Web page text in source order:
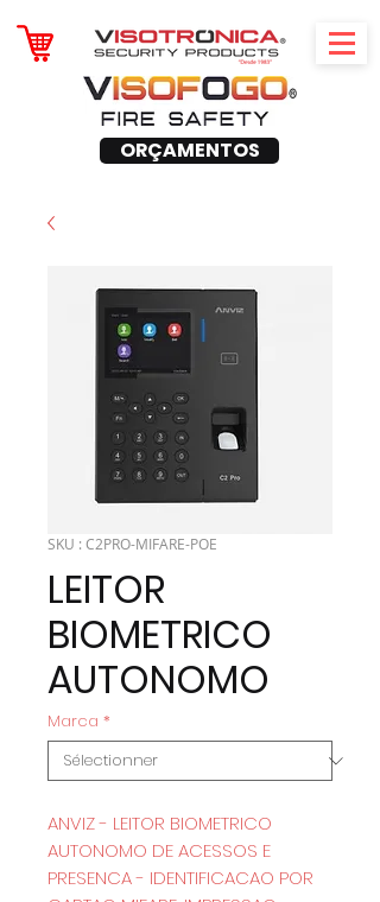
ORÇAMENTOS
SKU : C2PRO-MIFARE-POE
LEITOR
BIOMETRICO
AUTONOMO
Marca *
ANVIZ - LEITOR BIOMETRICO
AUTONOMO DE ACESSOS E
PRESENCA - IDENTIFICACAO POR